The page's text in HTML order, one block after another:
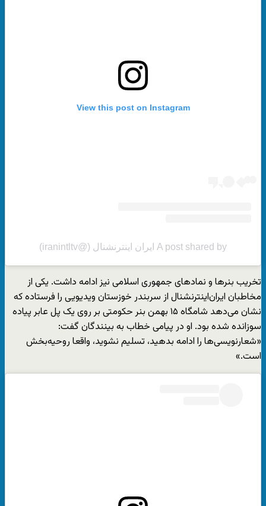
View this post on Instagram
A post shared by ایران اینترنشنال (@iranintltv)
تخریب بنرها و نمادهای جمهوری اسلامی نیز ادامه داشت. یکی از
مخاطبان ایران‌اینترنشنال از سربندر خوزستان ویدیویی را فرستاده که
نشان می‌دهد شامگاه ۱۵ بهمن بنر حکومتی بر روی یک پل عابر پیاده
سوزانده شده بود. او در پیامی خطاب به بینندگان گفت:
«شعارنویسی‌ها را ادامه بدهید، تسلیم نشوید، واقعا روحیه‌بخش
است.»